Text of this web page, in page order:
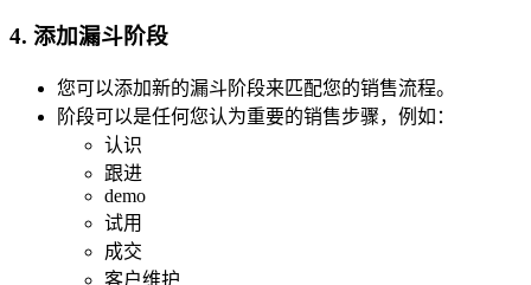
4. 添加漏斗阶段
您可以添加新的漏斗阶段来匹配您的销售流程。
阶段可以是任何您认为重要的销售步骤，例如：
认识
跟进
demo
试用
成交
客户维护